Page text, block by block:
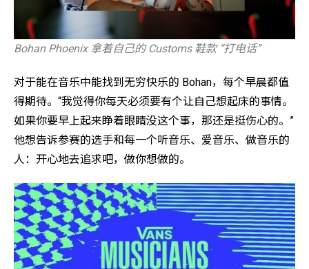
Bohan Phoenix 拿着自己的 Customs 鞋款 “打电话”
对于能在音乐中能找到无穷快乐的 Bohan，每个早晨都值
得期待。“我觉得你每天必须要有个让自己想起床的事情。
如果你要早上起来睁着眼睛没这个事，那还是挺伤心的。”
他想告诉参赛的选手和每一个听音乐、爱音乐、做音乐的
人：开心地去追求吧，做你想做的。